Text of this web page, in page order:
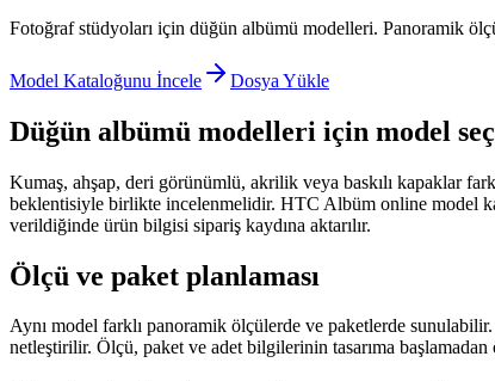
Fotoğraf stüdyoları için düğün albümü modelleri. Panoramik
Model Kataloğunu İncele Dosya Yükle
Düğün albümü modelleri için model
Kumaş, ahşap, deri görünümlü, akrilik veya baskılı kapaklar
beklentisiyle birlikte incelenmelidir. HTC Albüm online model
verildiğinde ürün bilgisi sipariş kaydına aktarılır.
Ölçü ve paket planlaması
Aynı model farklı panoramik ölçülerde ve paketlerde
netleştirilir. Ölçü, paket ve adet bilgilerinin tasarıma başlamadan